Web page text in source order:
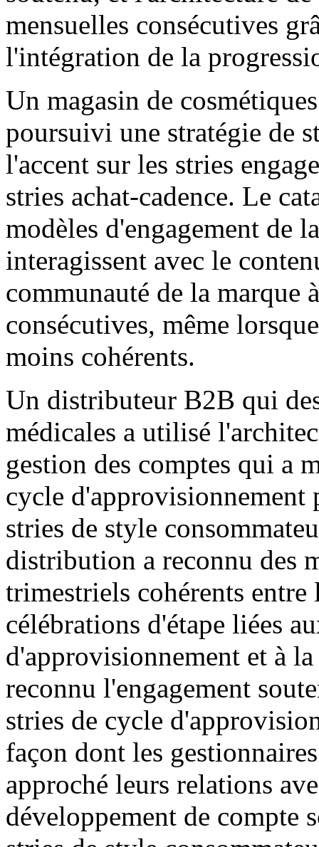
mensuelles consécutives
l'intégration de la
Un magasin de
poursuivi une stratégie de
l'accent sur les stries
stries achat-cadence. Le
modèles d'engagement de
interagissent avec le
communauté de la marque
consécutives, même
moins cohérents.
Un distributeur B2B qui
médicales a utilisé
gestion des comptes qui a
cycle d'approvisionnement
stries de style
distribution a reconnu des
trimestriels cohérents entre
célébrations d'étape liées
d'approvisionnement et à
reconnu l'engagement
stries de cycle
façon dont les
approché leurs relations
développement de compte